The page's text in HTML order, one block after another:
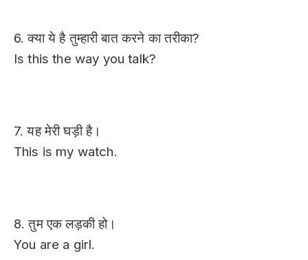
6. क्या ये है तुम्हारी बात करने का तरीका?
Is this the way you talk?
7. यह मेरी घड़ी है।
This is my watch.
8. तुम एक लड़की हो।
You are a girl.